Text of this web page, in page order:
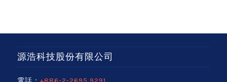
源浩科技股份有限公司